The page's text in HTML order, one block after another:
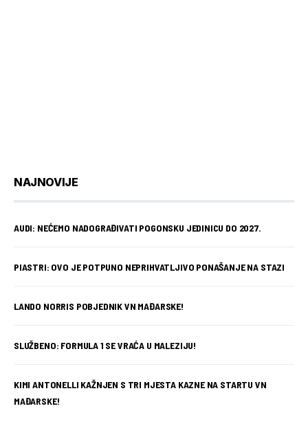
NAJNOVIJE
AUDI: NEĆEMO NADOGRAĐIVATI POGONSKU JEDINICU DO 2027.
PIASTRI: OVO JE POTPUNO NEPRIHVATLJIVO PONAŠANJE NA STAZI
LANDO NORRIS POBJEDNIK VN MAĐARSKE!
SLUŽBENO: FORMULA 1 SE VRAĆA U MALEZIJU!
KIMI ANTONELLI KAŽNJEN S TRI MJESTA KAZNE NA STARTU VN
MAĐARSKE!